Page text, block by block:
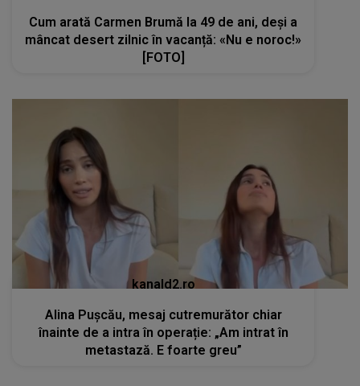
Cum arată Carmen Brumă la 49 de ani, deși a
mâncat desert zilnic în vacanță: «Nu e noroc!»
[FOTO]
kanald2.ro
Alina Pușcău, mesaj cutremurător chiar
înainte de a intra în operație: „Am intrat în
metastază. E foarte greu”